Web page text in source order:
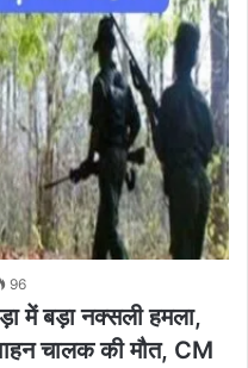
96
में बड़ा नक्सली हमला,
चालक की मौत, CM